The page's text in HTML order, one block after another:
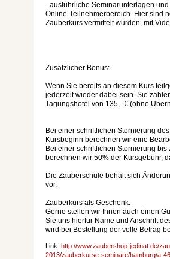
- ausführliche Seminarunterlagen
Online-Teilnehmerbereich. Hier sind
Zauberkurs vermittelt wurden, mit
Zusätzlicher Bonus:
Wenn Sie bereits an diesem Kurs
jederzeit wieder dabei sein. Sie
Tagungshotel von 135,- € (ohne
Bei einer schriftlichen Stornierung
Kursbeginn berechnen wir eine
Bei einer schriftlichen Stornierung
berechnen wir 50% der Kursgebühr,
Die Zauberschule behält sich
vor.
Zauberkurs als Geschenk:
Gerne stellen wir Ihnen auch einen
Sie uns hierfür Name und Anschrift
wird bei Bestellung der volle Betrag
Link: http://www.zaubershop-jedinat.de/
2013/zauberkurse-seminare/hamburg/a-